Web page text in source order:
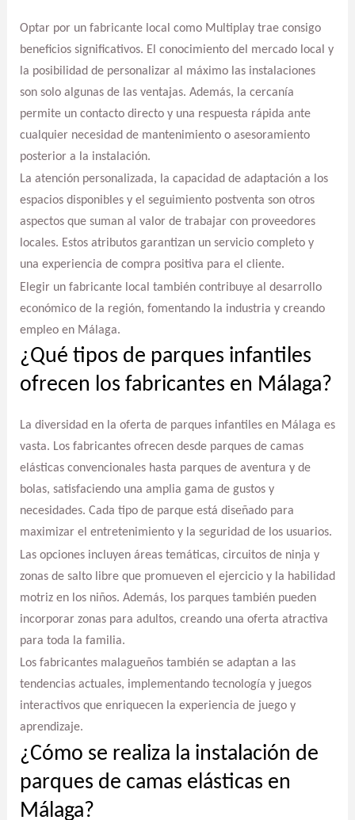
Optar por un fabricante local como Multiplay trae consigo
beneficios significativos. El conocimiento del mercado local y
la posibilidad de personalizar al máximo las instalaciones
son solo algunas de las ventajas. Además, la cercanía
permite un contacto directo y una respuesta rápida ante
cualquier necesidad de mantenimiento o asesoramiento
posterior a la instalación.
La atención personalizada, la capacidad de adaptación a los
espacios disponibles y el seguimiento postventa son otros
aspectos que suman al valor de trabajar con proveedores
locales. Estos atributos garantizan un servicio completo y
una experiencia de compra positiva para el cliente.
Elegir un fabricante local también contribuye al desarrollo
económico de la región, fomentando la industria y creando
empleo en Málaga.
¿Qué tipos de parques infantiles
ofrecen los fabricantes en Málaga?
La diversidad en la oferta de parques infantiles en Málaga es
vasta. Los fabricantes ofrecen desde parques de camas
elásticas convencionales hasta parques de aventura y de
bolas, satisfaciendo una amplia gama de gustos y
necesidades. Cada tipo de parque está diseñado para
maximizar el entretenimiento y la seguridad de los usuarios.
Las opciones incluyen áreas temáticas, circuitos de ninja y
zonas de salto libre que promueven el ejercicio y la habilidad
motriz en los niños. Además, los parques también pueden
incorporar zonas para adultos, creando una oferta atractiva
para toda la familia.
Los fabricantes malagueños también se adaptan a las
tendencias actuales, implementando tecnología y juegos
interactivos que enriquecen la experiencia de juego y
aprendizaje.
¿Cómo se realiza la instalación de
parques de camas elásticas en
Málaga?